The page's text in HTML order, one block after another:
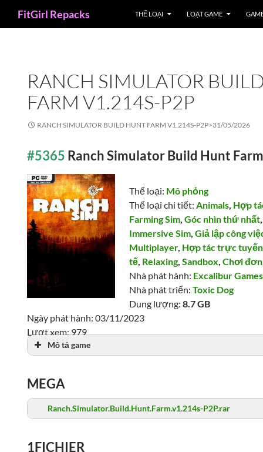
FitGirl Repacks THỂ LOẠI LOẠT GAME
RANCH SIMULATOR
FARM V1.214S-P2P
RANCH SIMULATOR BUILD HUNT FARM V1.214S-P2P>31/05/2026
#5365 Ranch Simulator Build Hunt
Thể loại: Mô phỏng
Thể loại chi tiết:Animals, Hợp
Farming Sim,Góc nhìn thứ nhất
Immersive Sim,Giả lập công
Multiplayer, Hợp tác trực tuyến
tế, Relaxing,Sandbox,Chơi đơn
Nhà phát hành: Excalibur Games
Nhà phát triển:Toxic Dog
Dung lượng:8.7 GB
Ngày phát hành: 03/11/2023
Lượt xem: 979
Mô tả game
MEGA
Ranch.Simulator.Build.Hunt.Farm.v1.214s-P2P.rar
1FICHIER